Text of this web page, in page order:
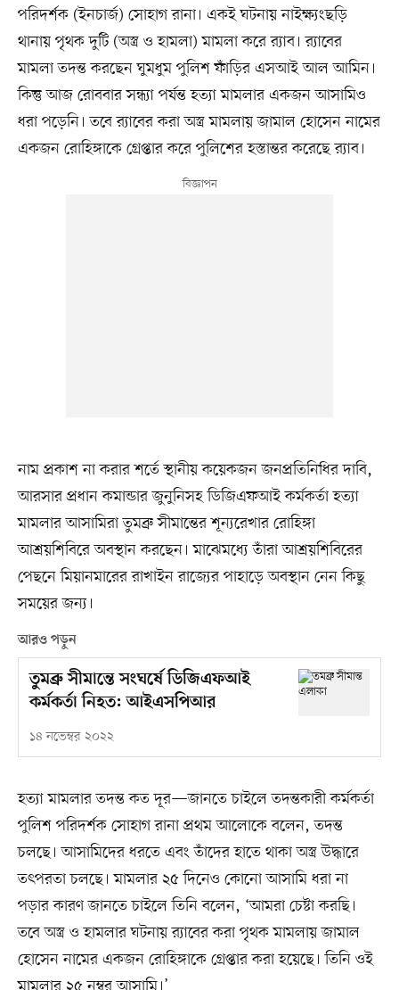
পরিদর্শক (ইনচার্জ) সোহাগ রানা। একই ঘটনায় নাইক্ষ্যংছড়ি
থানায় পৃথক দুটি (অস্ত্র ও হামলা) মামলা করে র‍্যাব। র‍্যাবের
মামলা তদন্ত করছেন ঘুমধুম পুলিশ ফাঁড়ির এসআই আল আমিন।
কিন্তু আজ রোববার সন্ধ্যা পর্যন্ত হত্যা মামলার একজন আসামিও
ধরা পড়েনি। তবে র‍্যাবের করা অস্ত্র মামলায় জামাল হোসেন নামের
একজন রোহিঙ্গাকে গ্রেপ্তার করে পুলিশের হস্তান্তর করেছে র‍্যাব।
নাম প্রকাশ না করার শর্তে স্থানীয় কয়েকজন জনপ্রতিনিধির দাবি,
আরসার প্রধান কমান্ডার জুনুনিসহ ডিজিএফআই কর্মকর্তা হত্যা
মামলার আসামিরা তুমব্রু সীমান্তের শূন্যরেখার রোহিঙ্গা
আশ্রয়শিবিরে অবস্থান করছেন। মাঝেমধ্যে তাঁরা আশ্রয়শিবিরের
পেছনে মিয়ানমারের রাখাইন রাজ্যের পাহাড়ে অবস্থান নেন কিছু
সময়ের জন্য।
আরও পড়ুন
তুমব্রু সীমান্তে সংঘর্ষে ডিজিএফআই
কর্মকর্তা নিহত: আইএসপিআর
১৪ নভেম্বর ২০২২
হত্যা মামলার তদন্ত কত দূর—জানতে চাইলে তদন্তকারী কর্মকর্তা
পুলিশ পরিদর্শক সোহাগ রানা প্রথম আলোকে বলেন, তদন্ত
চলছে। আসামিদের ধরতে এবং তাঁদের হাতে থাকা অস্ত্র উদ্ধারে
তৎপরতা চলছে। মামলার ২৫ দিনেও কোনো আসামি ধরা না
পড়ার কারণ জানতে চাইলে তিনি বলেন, ‘আমরা চেষ্টা করছি।
তবে অস্ত্র ও হামলার ঘটনায় র‍্যাবের করা পৃথক মামলায় জামাল
হোসেন নামের একজন রোহিঙ্গাকে গ্রেপ্তার করা হয়েছে। তিনি ওই